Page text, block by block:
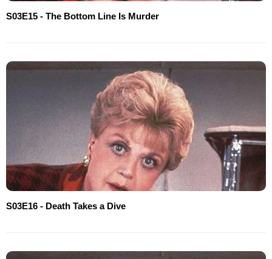
S03E15 - The Bottom Line Is Murder
S03E16 - Death Takes a Dive